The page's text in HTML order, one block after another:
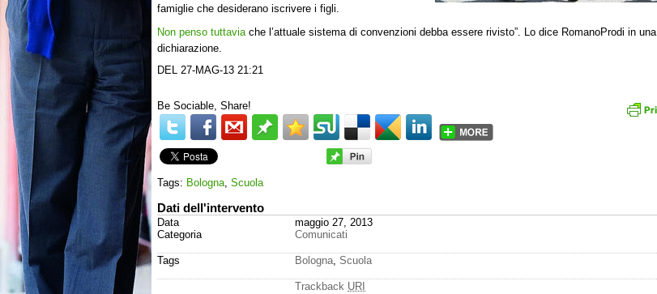
famiglie che desiderano iscrivere i figli.
Non penso tuttaviache l’attuale sistema di convenzioni debba essere rivisto”. Lo dice RomanoProdi in una
dichiarazione.
DEL 27-MAG-13 21:21
Be Sociable, Share!
Tags: Bologna, Scuola
Dati dell'intervento
Data
Categoria
maggio 27, 2013
Comunicati
Tags Bologna, Scuola
Trackback URI